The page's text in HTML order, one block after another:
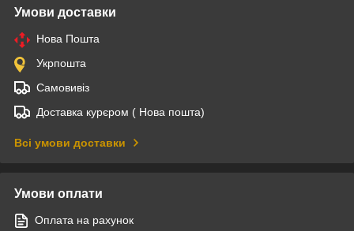
Умови доставки
Нова Пошта
Укрпошта
Самовивіз
Доставка курєром ( Нова пошта)
Всі умови доставки
Умови оплати
Оплата на рахунок